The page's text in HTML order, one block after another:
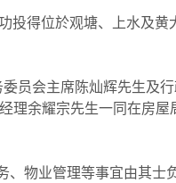
投得位於观塘、上水及黄
员会主席陈灿辉先生及
理余耀宗先生一同在房屋
物业管理等事宜由其士